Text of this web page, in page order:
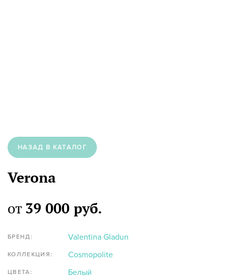
НАЗАД В КАТАЛОГ
Verona
от 39 000 руб.
БРЕНД: Valentina Gladun
КОЛЛЕКЦИЯ: Cosmopolite
ЦВЕТА: Белый